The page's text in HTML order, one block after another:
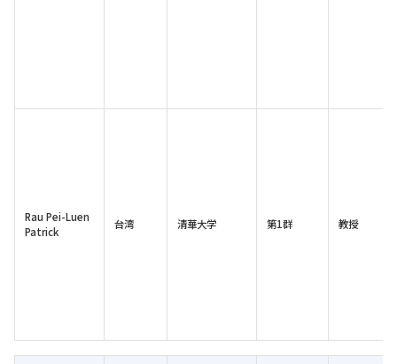
Rau Pei-Luen
Patrick
台湾 清華大学 第1群 教授